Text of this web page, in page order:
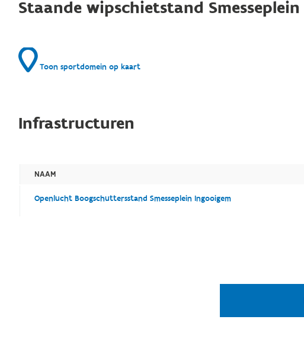
Staande wipschietstand Smesseplein
Toon sportdomein op kaart
Infrastructuren
NAAM
Openlucht Boogschuttersstand Smesseplein Ingooigem